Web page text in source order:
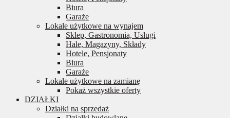
Biura
Garaże
Lokale użytkowe na wynajem
Sklep, Gastronomia, Usługi
Hale, Magazyny, Składy
Hotele, Pensjonaty
Biura
Garaże
Lokale użytkowe na zamianę
Pokaż wszystkie oferty
DZIAŁKI
Działki na sprzedaż